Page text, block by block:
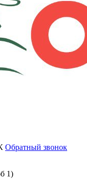
Обратный звонок
1)